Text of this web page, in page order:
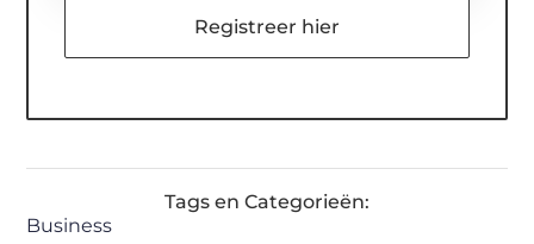
Registreer hier
Tags en Categorieën:
Business